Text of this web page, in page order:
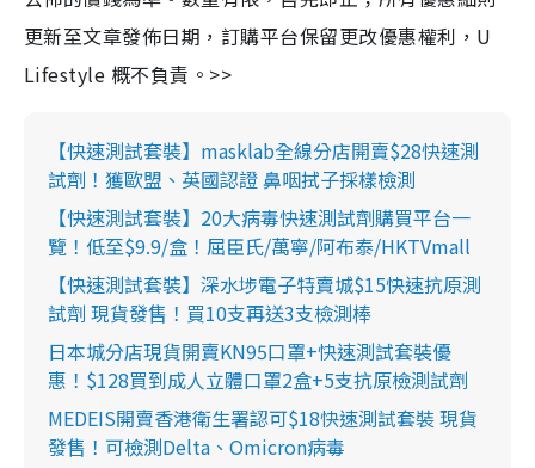
更新至文章發佈日期，訂購平台保留更改優惠權利，U
Lifestyle 概不負責。>>
【快速測試套裝】masklab全線分店開賣$28快速測
試劑！獲歐盟、英國認證 鼻咽拭子採樣檢測
【快速測試套裝】20大病毒快速測試劑購買平台一
覽！低至$9.9/盒！屈臣氏/萬寧/阿布泰/HKTVmall
【快速測試套裝】深水埗電子特賣城$15快速抗原測
試劑 現貨發售！買10支再送3支檢測棒
日本城分店現貨開賣KN95口罩+快速測試套裝優
惠！$128買到成人立體口罩2盒+5支抗原檢測試劑
MEDEIS開賣香港衛生署認可$18快速測試套裝 現貨
發售！可檢測Delta、Omicron病毒